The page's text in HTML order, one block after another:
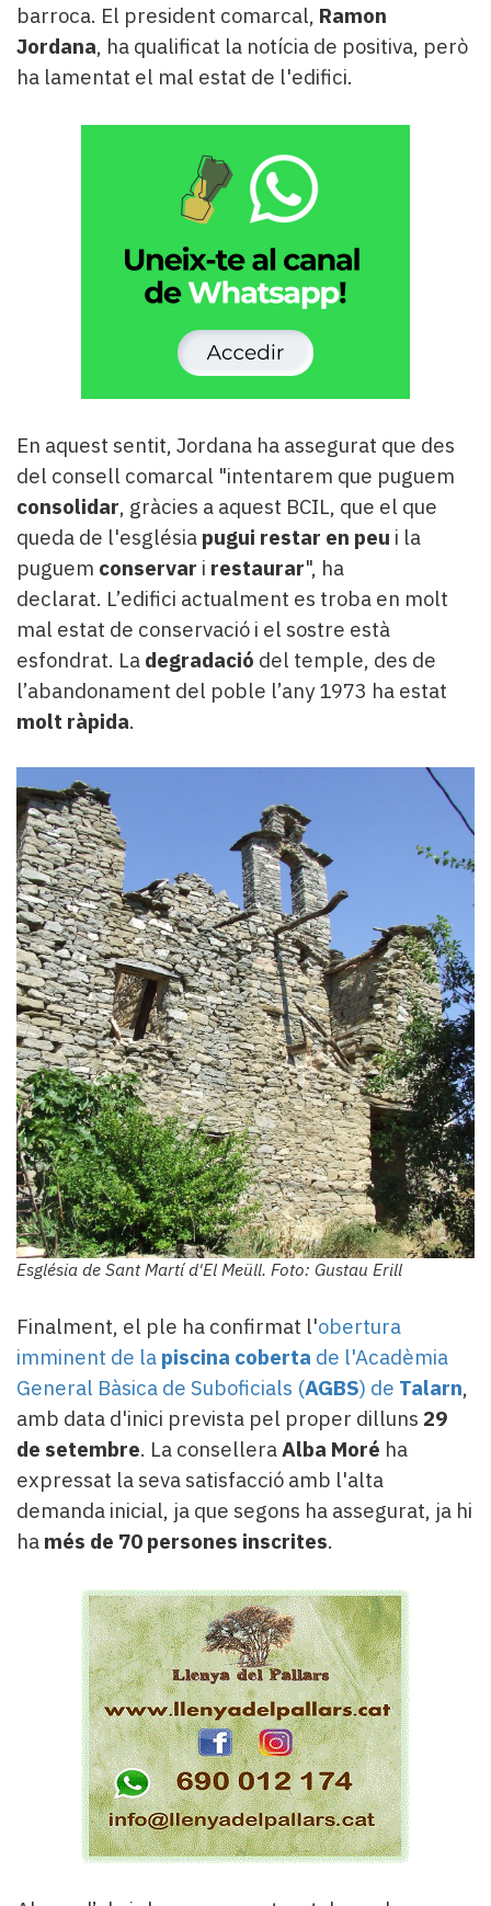
barroca. El president comarcal, Ramon
Jordana, ha qualificat la notícia de positiva, però
ha lamentat el mal estat de l'edifici.
En aquest sentit, Jordana ha assegurat que des
del consell comarcal "intentarem que puguem
consolidar, gràcies a aquest BCIL, que el que
queda de l'església pugui restar en peu i la
puguem conservar i restaurar", ha
declarat. L’edifici actualment es troba en molt
mal estat de conservació i el sostre està
esfondrat. La degradació del temple, des de
l’abandonament del poble l’any 1973 ha estat
molt ràpida.
Església de Sant Martí d'El Meüll. Foto: Gustau Erill
Finalment, el ple ha confirmat l'obertura
imminent de la piscina coberta de l'Acadèmia
General Bàsica de Suboficials (AGBS) de Talarn,
amb data d'inici prevista pel proper dilluns 29
de setembre. La conselleraAlba Moré ha
expressat la seva satisfacció amb l'alta
demanda inicial, ja que segons ha assegurat, ja hi
ha més de 70 persones inscrites.